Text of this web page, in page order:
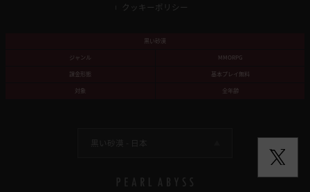
クッキーポリシー
黒い砂漠
ジャンル
MMORPG
課金形態
基本プレイ無料
対象
全年齢
黒い砂漠 - 日本